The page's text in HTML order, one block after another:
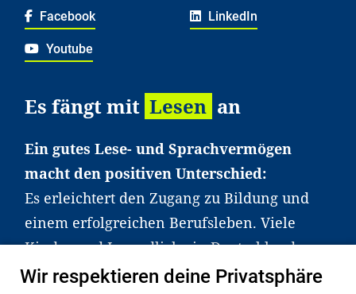
Facebook LinkedIn
Youtube
Es fängt mit Lesen an
Ein gutes Lese- und Sprachvermögen
macht den positiven Unterschied:
Es erleichtert den Zugang zu Bildung und
einem erfolgreichen Berufsleben. Viele
Kinder und Jugendliche in Deutschland
haben aber große Schwierigkeiten dabei.
Wir respektieren deine Privatsphäre